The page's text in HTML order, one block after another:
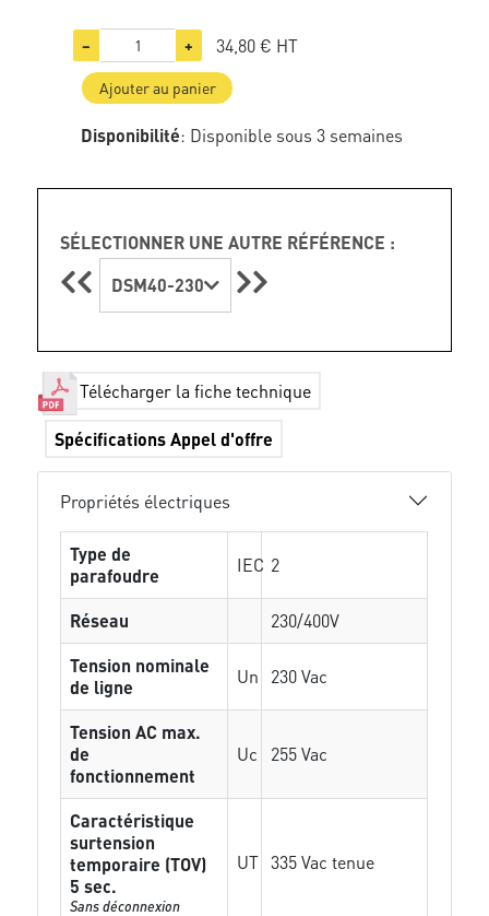
− + 34,80 € HT
Ajouter au panier
Disponibilité: Disponible sous 3 semaines
SÉLECTIONNER UNE AUTRE RÉFÉRENCE :
DSM40-230
Télécharger la fiche technique
Spécifications Appel d'offre
Propriétés électriques
Type de
parafoudre
IEC 2
Réseau
230/400V
Tension nominale
de ligne
Un 230 Vac
Tension AC max.
de
fonctionnement
Uc 255 Vac
Caractéristique
surtension
temporaire (TOV)
5 sec.
Sans déconnexion
UT 335 Vac tenue